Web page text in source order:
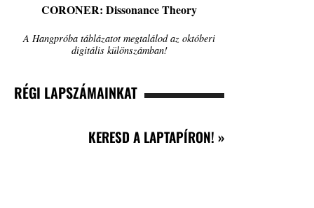
CORONER: Dissonance Theory
A Hangpróba táblázatot megtalálod az októberi
digitális különszámban!
RÉGI LAPSZÁMAINKAT
KERESD A LAPTAPÍRON! »